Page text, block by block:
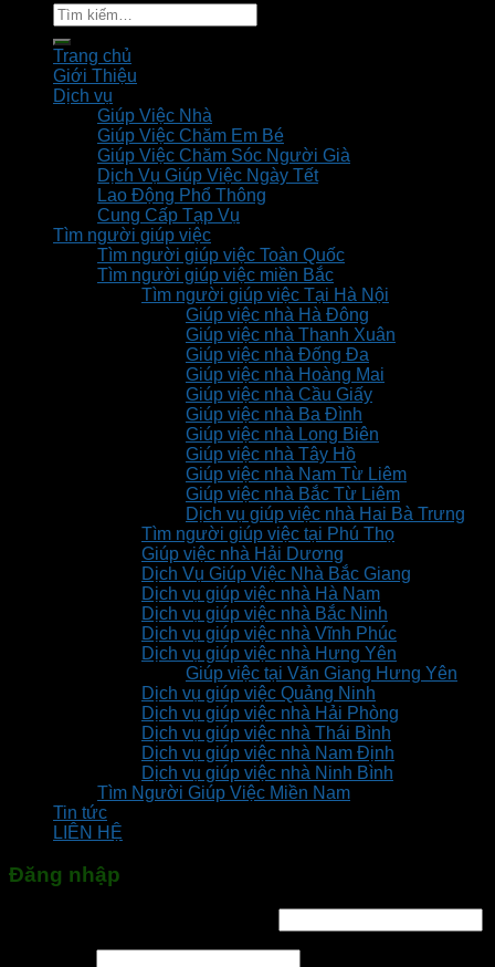
Tìm
kiếm:
Trang chủ
Giới Thiệu
Dịch vụ
Giúp Việc Nhà
Giúp Việc Chăm Em Bé
Giúp Việc Chăm Sóc Người Già
Dịch Vụ Giúp Việc Ngày Tết
Lao Động Phổ Thông
Cung Cấp Tạp Vụ
Tìm người giúp việc
Tìm người giúp việc Toàn Quốc
Tìm người giúp việc miền Bắc
Tìm người giúp việc Tại Hà Nội
Giúp việc nhà Hà Đông
Giúp việc nhà Thanh Xuân
Giúp việc nhà Đống Đa
Giúp việc nhà Hoàng Mai
Giúp việc nhà Cầu Giấy
Giúp việc nhà Ba Đình
Giúp việc nhà Long Biên
Giúp việc nhà Tây Hồ
Giúp việc nhà Nam Từ Liêm
Giúp việc nhà Bắc Từ Liêm
Dịch vụ giúp việc nhà Hai Bà Trưng
Tìm người giúp việc tại Phú Thọ
Giúp việc nhà Hải Dương
Dịch Vụ Giúp Việc Nhà Bắc Giang
Dịch vụ giúp việc nhà Hà Nam
Dịch vụ giúp việc nhà Bắc Ninh
Dịch vụ giúp việc nhà Vĩnh Phúc
Dịch vụ giúp việc nhà Hưng Yên
Giúp việc tại Văn Giang Hưng Yên
Dịch vụ giúp việc Quảng Ninh
Dịch vụ giúp việc nhà Hải Phòng
Dịch vụ giúp việc nhà Thái Bình
Dịch vụ giúp việc nhà Nam Định
Dịch vụ giúp việc nhà Ninh Bình
Tìm Người Giúp Việc Miền Nam
Tin tức
LIÊN HỆ
Đăng nhập